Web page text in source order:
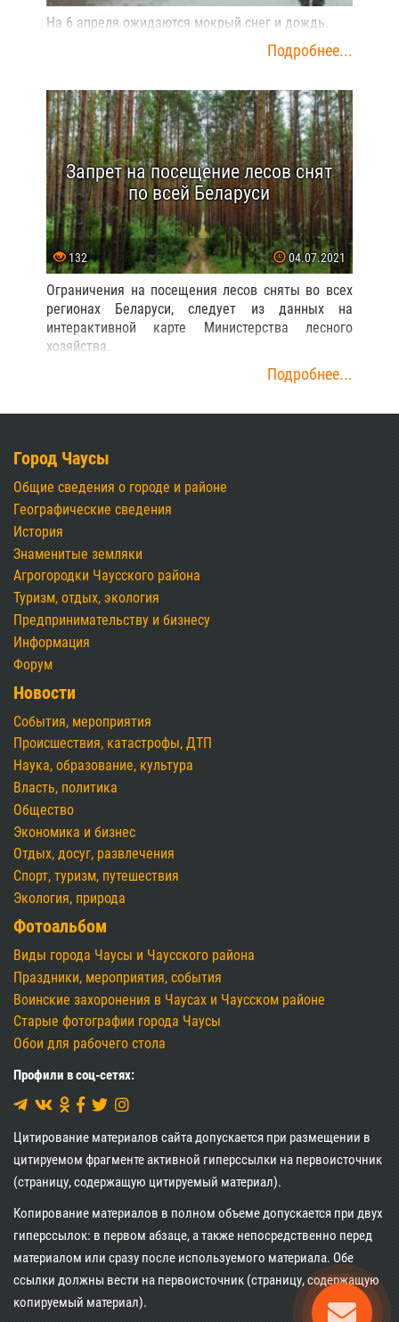
На 6 апреля ожидаются мокрый снег и дождь.
Подробнее...
Запрет на посещение лесов снят
по всей Беларуси
132 04.07.2021
Ограничения на посещения лесов сняты во всех
регионах Беларуси, следует из данных на
интерактивной карте Министерства лесного
хозяйства.
Подробнее...
Город Чаусы
Общие сведения о городе и районе
Географические сведения
История
Знаменитые земляки
Агрогородки Чаусского района
Туризм, отдых, экология
Предпринимательству и бизнесу
Информация
Форум
Новости
События, мероприятия
Происшествия, катастрофы, ДТП
Наука, образование, культура
Власть, политика
Общество
Экономика и бизнес
Отдых, досуг, развлечения
Спорт, туризм, путешествия
Экология, природа
Фотоальбом
Виды города Чаусы и Чаусского района
Праздники, мероприятия, события
Воинские захоронения в Чаусах и Чаусском районе
Старые фотографии города Чаусы
Обои для рабочего стола
Профили в соц-сетях:
Цитирование материалов сайта допускается при размещении в
цитируемом фрагменте активной гиперссылки на первоисточник
(страницу, содержащую цитируемый материал).
Копирование материалов в полном объеме допускается при двух
гиперссылок: в первом абзаце, а также непосредственно перед
материалом или сразу после используемого материала. Обе
ссылки должны вести на первоисточник (страницу, содержащую
копируемый материал).